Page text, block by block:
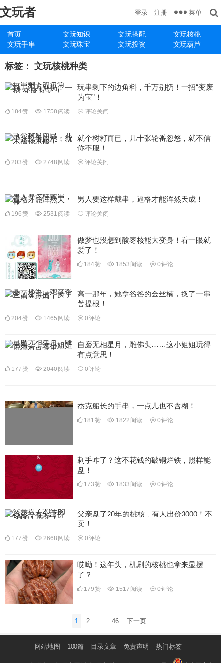
文玩者
首页 文玩知识 文玩搭配
文玩核桃
文玩手串
文玩珠宝 文玩投资 文玩葫芦
登录 注册 菜单
标签： 文玩核桃种类
玩串剩下的边角料，千万别扔！一招“变废
为宝”！
184赞 1758 阅读 评论关闭
就个树籽而已，几十张轮番忽悠，就不信
你不服！
203赞 2748 阅读 评论关闭
男人要这样戴串，逼格才能浑然天成！
196赞 2531 阅读 评论关闭
做梦也没想到酸枣核能大变身！看一眼就
爱了！
184赞 1853 阅读 0评论
高一那年，她拿爸爸的金丝楠，换了一串
菩提根！
204赞 1465 阅读 0评论
自磨无相星月，雕佛头……这小姐姐玩得
有点意思！
177赞 2040 阅读 0评论
杰克船长的手串，一点儿也不含糊！
181赞 1822 阅读 0评论
剌手咋了？这不花钱的破铜烂铁，照样能
盘！
173赞 1833 阅读 0评论
父亲盘了20年的桃核，有人出价3000！不
卖！
177赞 2668 阅读 0评论
哎呦！这年头，机刷的核桃也拿来显摆
了？
179赞 1517 阅读 0评论
1 2 46 下一页
网站地图 100篇 目录文章 免责声明 热门标签